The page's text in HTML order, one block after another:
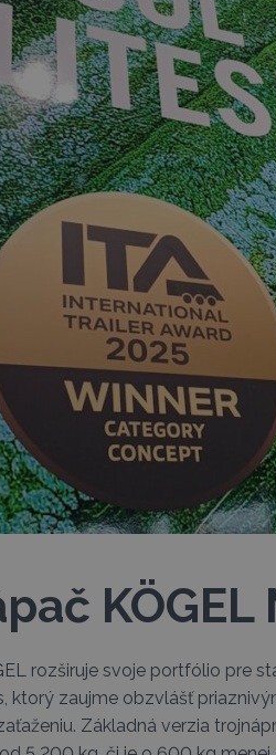
KÖGEL
rozširuje svoje portfólio pre
ktorý zaujme obzvlášť
Základná verzia